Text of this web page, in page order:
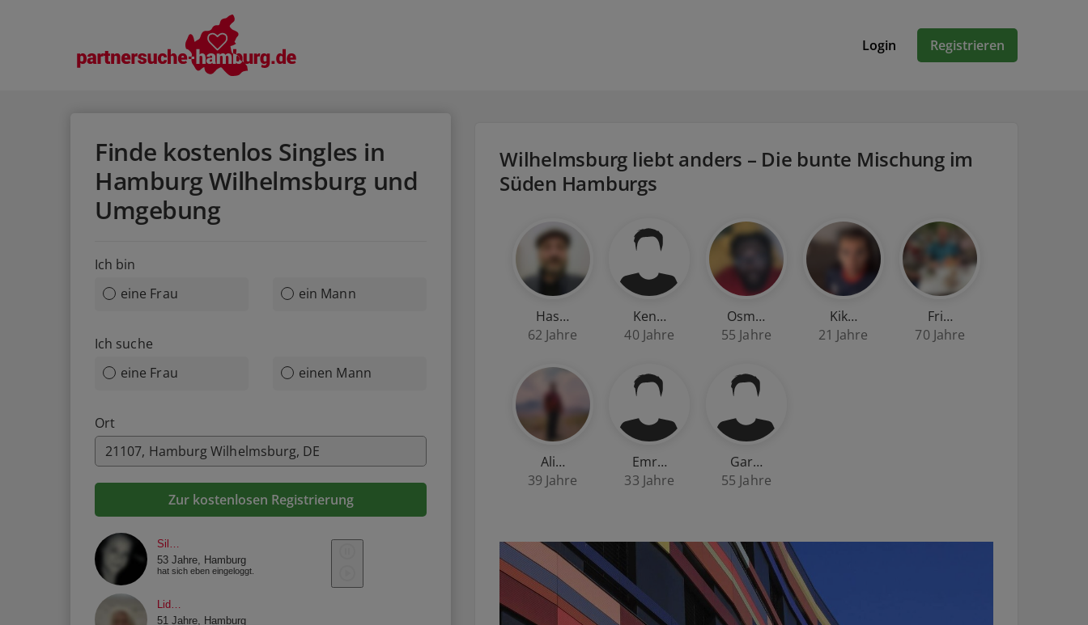
Login Registrieren
Finde kostenlos Singles in
Hamburg Wilhelmsburg und
Umgebung
Ich bin
eine Frau
ein Mann
Ich suche
eine Frau
einen Mann
Ort
Zur kostenlosen Registrierung
Wilhelmsburg liebt anders – Die bunte Mischung im
Süden Hamburgs
Has…
62 Jahre
Ken…
40 Jahre
Osm…
55 Jahre
Kik…
21 Jahre
Fri…
70 Jahre
Ali…
39 Jahre
Emr…
33 Jahre
Gar…
55 Jahre